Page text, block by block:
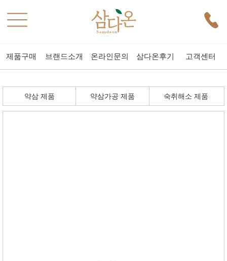
제품구매 브랜드소개 온라인문의 삼다온후기 고객센터
약삼 제품 약삼가공 제품 숙취해소 제품